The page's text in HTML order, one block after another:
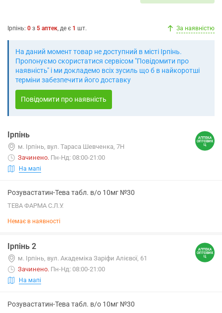
Ірпінь: 0 з 5 аптек, де є 1 шт. За наявністю
На даний момент товар не доступний в місті Ірпінь.
Пропонуємо скористатися сервісом "Повідомити про
наявність" і ми докладемо всіх зусиль що б в найкоротші
терміни забезпечити його доставку
Повідомити про наявність
Ірпінь
м. Ірпінь, вул. Тараса Шевченка, 7Н
Зачинено. Пн-Нд: 08:00-21:00
На мапі
Розувастатин-Тева табл. в/о 10мг №30
ТЕВА ФАРМА С.Л.У.
Немає в наявності
Ірпінь 2
м. Ірпінь, вул. Академіка Заріфи Алієвої, 61
Зачинено. Пн-Нд: 08:00-21:00
На мапі
Розувастатин-Тева табл. в/о 10мг №30